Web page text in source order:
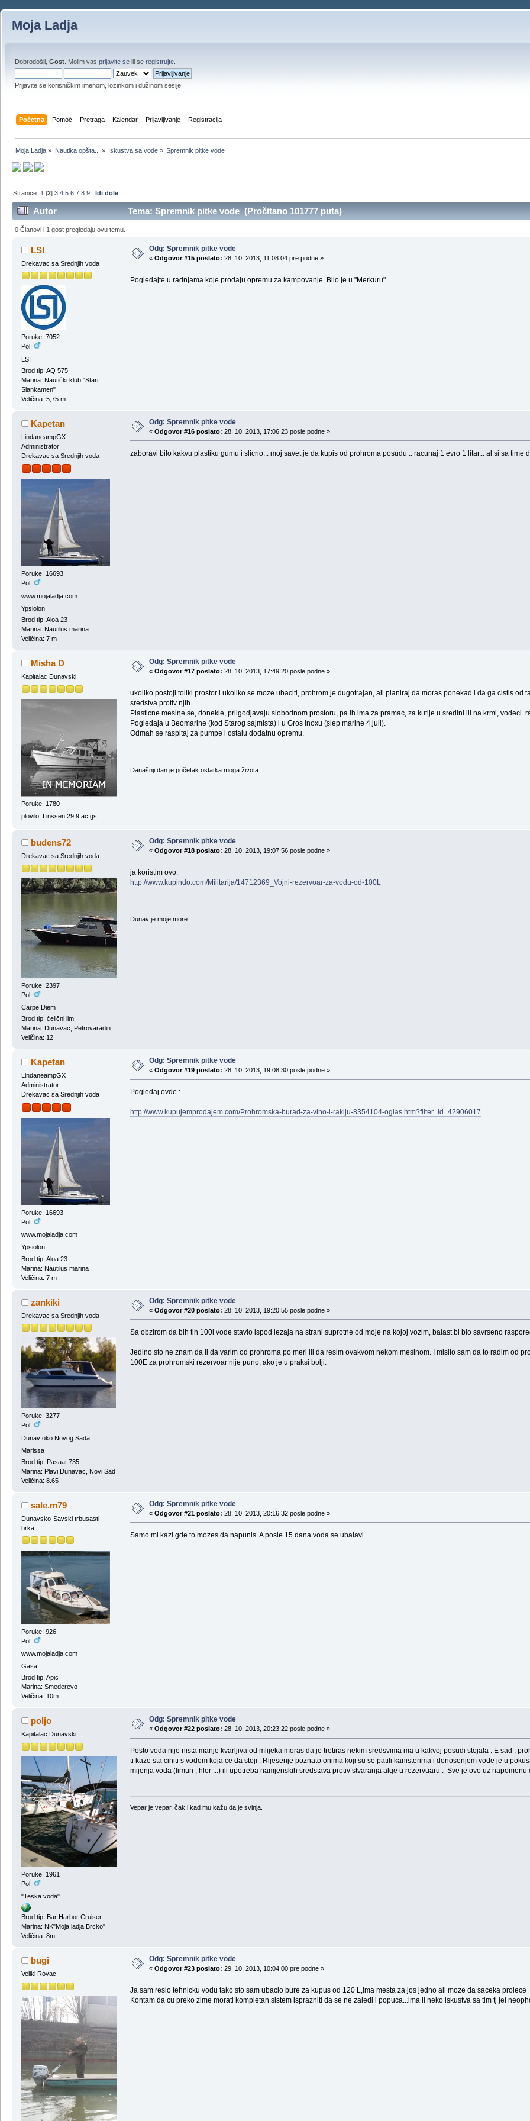
Moja Ladja
Dobrodošli, Gost . Molim vas prijavite se ili se registrujte
Prijavite se korisničkim imenom, lozinkom i dužinom sesije
Početna Pomoć Pretraga Kalendar Prijavljivanje Registracija
Moja Ladja » Nautika opšta... » Iskustva sa vode» Spremnik pitke vode
Stranice: 1 [2]3 4 5 6 7 8 9 Idi dole
Autor Tema: Spremnik pitke vode (Pročitano 101777 puta)
0 Članovi i 1 gost pregledaju ovu temu.
LSI
Drekavac sa Srednjih voda
Poruke: 7052
Pol:
LSI
Brod tip: AQ 575
Marina: Nautički klub "Stari
Slankamen"
Veličina: 5,75 m
Odg: Spremnik pitke vode
« Odgovor #15 poslato: 28, 10, 2013, 11:08:04 pre podne »
Pogledajte u radnjama koje prodaju opremu za kampovanje. Bilo je u "Merkuru".
Kapetan
LindaneampGX
Administrator
Drekavac sa Srednjih voda
Poruke: 16693
Pol:
www.mojaladja.com
Ypsiolon
Brod tip: Aloa 23
Marina: Nautilus marina
Veličina: 7 m
Odg: Spremnik pitke vode
« Odgovor #16 poslato: 28, 10, 2013, 17:06:23 posle podne »
zaboravi bilo kakvu plastiku gumu i slicno... moj savet je da kupis od prohroma posudu .. racunaj 1 evro 1 litar... al si sa time
Misha D
Kapitalac Dunavski
Poruke: 1780
plovilo: Linssen 29.9 ac gs
Odg: Spremnik pitke vode
« Odgovor #17 poslato: 28, 10, 2013, 17:49:20 posle podne »
ukoliko postoji toliki prostor i ukoliko se moze ubaciti, prohrom je dugotrajan, ali planiraj da moras ponekad i da ga cistis
sredstva protiv njih.
Plasticne mesine se, donekle, prligodjavaju slobodnom prostoru, pa ih ima za pramac, za kutije u sredini ili na krmi, vodeci
Pogledaja u Beomarine (kod Starog sajmista) i u Gros inoxu (slep marine 4.juli).
Odmah se raspitaj za pumpe i ostalu dodatnu opremu.
Današnji dan je početak ostatka moga života....
budens72
Drekavac sa Srednjih voda
Poruke: 2397
Pol:
Carpe Diem
Brod tip: čelični lim
Marina: Dunavac, Petrovaradin
Veličina: 12
Odg: Spremnik pitke vode
« Odgovor #18 poslato: 28, 10, 2013, 19:07:56 posle podne »
ja koristim ovo:
http://www.kupindo.com/Militarija/14712369_Vojni-rezervoar-za-vodu-od-100L
Dunav je moje more.....
Kapetan
LindaneampGX
Administrator
Drekavac sa Srednjih voda
Poruke: 16693
Pol:
www.mojaladja.com
Ypsiolon
Brod tip: Aloa 23
Marina: Nautilus marina
Veličina: 7 m
Odg: Spremnik pitke vode
« Odgovor #19 poslato: 28, 10, 2013, 19:08:30 posle podne »
Pogledaj ovde :
http://www.kupujemprodajem.com/Prohromska-burad-za-vino-i-rakiju-8354104-oglas.htm?filter_id=42906017
zankiki
Drekavac sa Srednjih voda
Poruke: 3277
Pol:
Dunav oko Novog Sada
Marissa
Brod tip: Pasaat 735
Marina: Plavi Dunavac, Novi Sad
Veličina: 8.65
Odg: Spremnik pitke vode
« Odgovor #20 poslato: 28, 10, 2013, 19:20:55 posle podne »
Sa obzirom da bih tih 100l vode stavio ispod lezaja na strani suprotne od moje na kojoj vozim, balast bi bio savrseno
Jedino sto ne znam da li da varim od prohroma po meri ili da resim ovakvom nekom mesinom. I mislio sam da to radim od
100E za prohromski rezervoar nije puno, ako je u praksi bolji.
sale.m79
Dunavsko-Savski trbusasti
brka...
Poruke: 926
Pol:
www.mojaladja.com
Gasa
Brod tip: Apic
Marina: Smederevo
Veličina: 10m
Odg: Spremnik pitke vode
« Odgovor #21 poslato: 28, 10, 2013, 20:16:32 posle podne »
Samo mi kazi gde to mozes da napunis. A posle 15 dana voda se ubalavi.
poljo
Kapitalac Dunavski
Poruke: 1961
Pol:
"Teska voda"
Brod tip: Bar Harbor Cruiser
Marina: NK"Moja ladja Brcko"
Veličina: 8m
Odg: Spremnik pitke vode
« Odgovor #22 poslato: 28, 10, 2013, 20:23:22 posle podne »
Posto voda nije nista manje kvarljiva od mlijeka moras da je tretiras nekim sredsvima ma u kakvoj posudi stojala . E sad ,
ti kaze sta ciniti s vodom koja ce da stoji . Rijesenje poznato onima koji su se patili kanisterima i donosenjem vode je u
mijenja voda (limun , hlor ...) ili upotreba namjenskih sredstava protiv stvaranja alge u rezervuaru . Sve je ovo uz napomenu
Vepar je vepar, čak i kad mu kažu da je svinja.
bugi
Veliki Rovac
Odg: Spremnik pitke vode
« Odgovor #23 poslato: 29, 10, 2013, 10:04:00 pre podne »
Ja sam resio tehnicku vodu tako sto sam ubacio bure za kupus od 120 L,ima mesta za jos jedno ali moze da saceka prolece
Kontam da cu preko zime morati kompletan sistem isprazniti da se ne zaledi i popuca...ima li neko iskustva sa tim tj jel